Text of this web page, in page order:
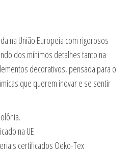
na União Europeia com rigorosos
dos mínimos detalhes tanto na
decorativos, pensada para o
que querem inovar e se sentir
na UE.
certificados Oeko-Tex